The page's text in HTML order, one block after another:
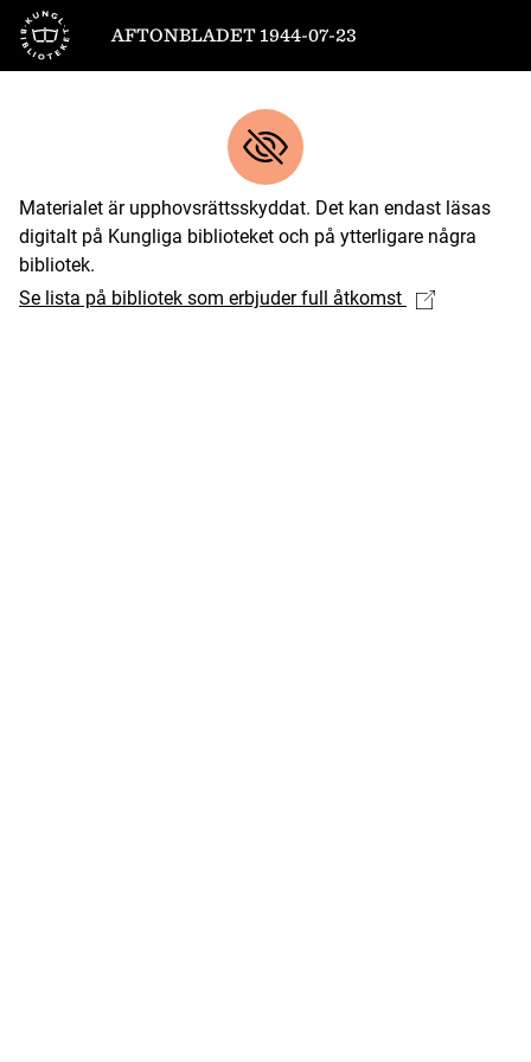
Till startsidan
AFTONBLADET 1944-07-23
Materialet är upphovsrättsskyddat. Det kan endast läsas
digitalt på Kungliga biblioteket och på ytterligare några
bibliotek.
Se lista på bibliotek som erbjuder full åtkomst